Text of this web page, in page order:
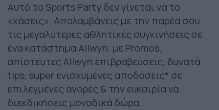
Αυτό το Sports Party δεν γίνεται να το
«χάσεις». Απολαμβάνεις με την παρέα σου
τις μεγαλύτερες αθλητικές συγκινήσεις σε
ένα κατάστημα Allwyn, με Promos,
απίστευτες Allwyn επιβραβεύσεις, δυνατά
tips, super ενισχυμένες αποδόσεις* σε
επιλεγμένες αγορές & την ευκαιρία να
διεκδικήσεις μοναδικά δώρα.